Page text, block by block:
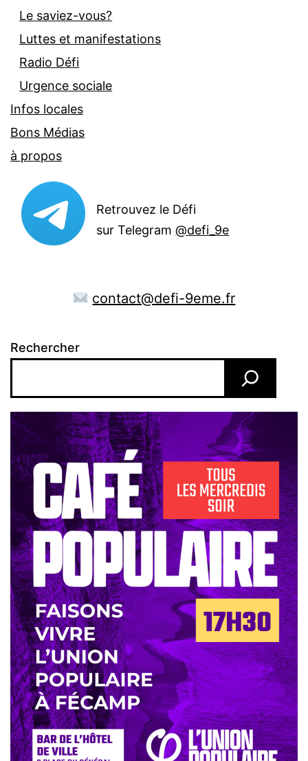
Le saviez-vous?
Luttes et manifestations
Radio Défi
Urgence sociale
Infos locales
Bons Médias
à propos
Retrouvez le Défi
sur Telegram@defi_9e
contact@defi-9eme.fr
Rechercher